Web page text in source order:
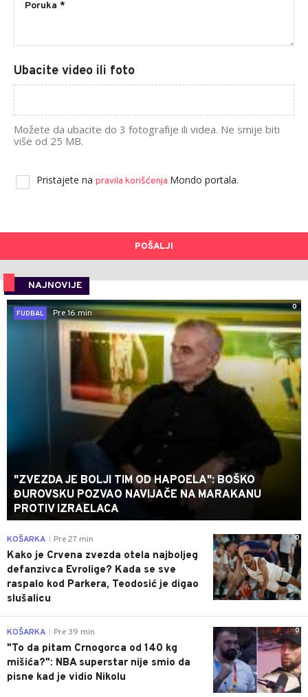
Ubacite video ili foto
Možete da ubacite do 3 fotografije ili videa. Ne smije biti
više od 25 MB.
Pristajete na pravila korišćenja Mondo portala.
POŠALJI
NAJNOVIJE
0
FUDBAL
Pre 16 min
"ZVEZDA JE BOLJI TIM OD HAPOELA": BOŠKO
ĐUROVSKU POZVAO NAVIJAČE NA MARAKANU
PROTIV IZRAELACA
0
KOŠARKA Pre 27 min
Kako je Crvena zvezda otela najboljeg
defanzivca Evrolige? Kada se sve
raspalo kod Parkera, Teodosić je digao
slušalicu
0
KOŠARKA Pre 39 min
"To da pitam Crnogorca od 140 kg
mišića?": NBA superstar nije smio da
pisne kad je vidio Nikolu